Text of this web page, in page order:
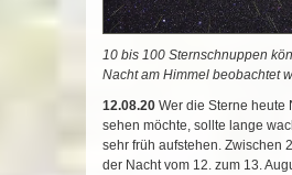
10 bis 100 Sternschnuppen
Nacht am Himmel beobachtet
12.08.20 Wer die Sterne heute
sehen möchte, sollte lange
sehr früh aufstehen. Zwischen
der Nacht vom 12. zum 13.